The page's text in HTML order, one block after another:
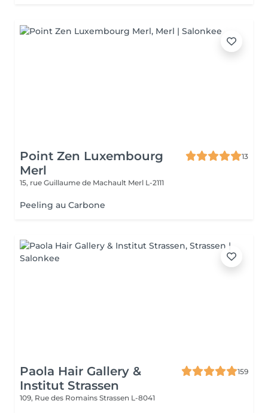
Point Zen Luxembourg
Merl
13
15, rue Guillaume de Machault Merl L-2111
Peeling au Carbone
Paola Hair Gallery &
Institut Strassen
159
109, Rue des Romains Strassen L-8041